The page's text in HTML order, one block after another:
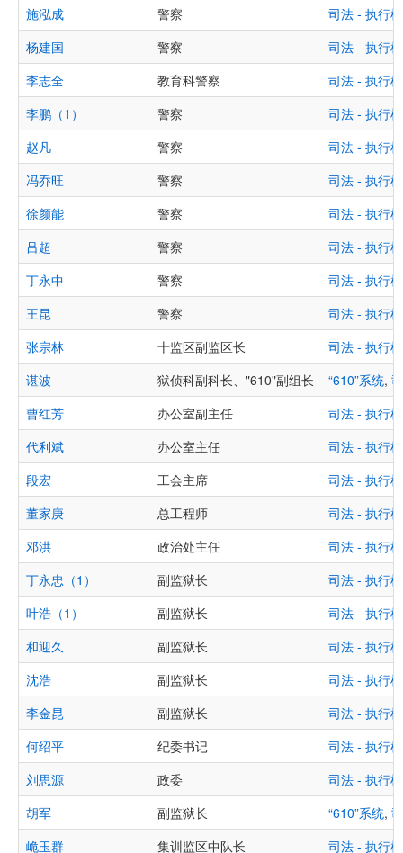
施泓成
警察
司法 - 执行
杨建国
警察
司法 - 执行
李志全
教育科警察
司法 - 执行
李鹏（1）
警察
司法 - 执行
赵凡
警察
司法 - 执行
冯乔旺
警察
司法 - 执行
徐颜能
警察
司法 - 执行
吕超
警察
司法 - 执行
丁永中
警察
司法 - 执行
王昆
警察
司法 - 执行
张宗林
十监区副监区长
司法 - 执行
谌波
狱侦科副科长、"610"副组长 “610”系统,
曹红芳
办公室副主任
司法 - 执行
代利斌
办公室主任
司法 - 执行
段宏
工会主席
司法 - 执行
董家庚
总工程师
司法 - 执行
邓洪
政治处主任
司法 - 执行
丁永忠（1）
副监狱长
司法 - 执行
叶浩（1）
副监狱长
司法 - 执行
和迎久
副监狱长
司法 - 执行
沈浩
副监狱长
司法 - 执行
李金昆
副监狱长
司法 - 执行
何绍平
纪委书记
司法 - 执行
刘思源
政委
司法 - 执行
胡军
副监狱长 “610”系统,
峗玉群
集训监区中队长 司法 - 执行